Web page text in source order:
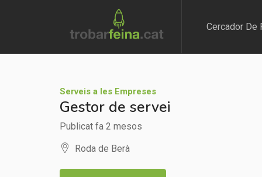
Cercador De
Serveis a les Empreses
Gestor de servei
Publicat fa 2 mesos
Roda de Berà